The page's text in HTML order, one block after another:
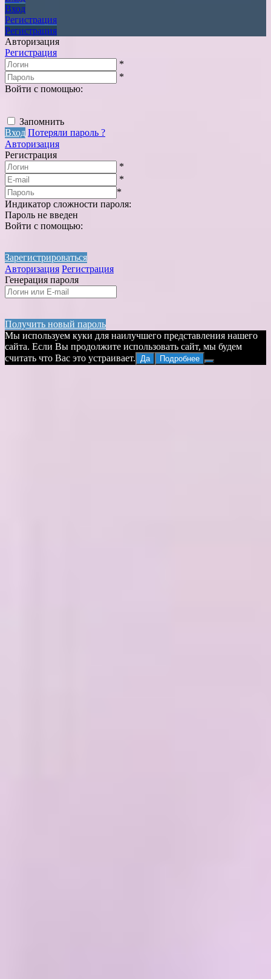
Вход
Регистрация
Регистрация
Авторизация
Регистрация
*
*
Войти с помощью:
Запомнить
Вход Потеряли пароль ?
Авторизация
Регистрация
*
*
*
Индикатор сложности пароля:
Пароль не введен
Войти с помощью:
Зарегистрироваться
Авторизация Регистрация
Генерация пароля
Получить новый пароль
Мы используем куки для наилучшего представления нашего
сайта. Если Вы продолжите использовать сайт, мы будем
считать что Вас это устраивает.
Да Подробнее